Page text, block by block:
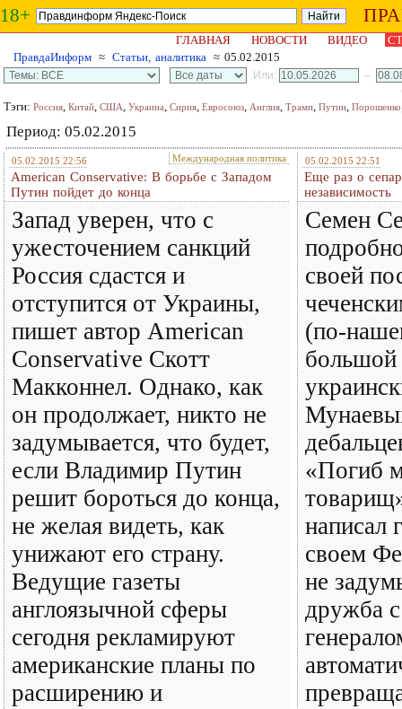
18+
ГЛАВНАЯ НОВОСТИ ВИДЕО
ПравдаИнформ ≈ Статьи, аналитика ≈ 05.02.2015
Или:
–
Тэги: Россия, Китай, США, Украина, Сирия, Евросоюз, Англия, Трамп, Путин, Порошенко
Период: 05.02.2015
05.02.2015 22:56 Международная политика
American Conservative: В борьбе с Западом
Путин пойдет до конца
Запад уверен, что с
ужесточением санкций
Россия сдастся и
отступится от Украины,
пишет автор American
Conservative Скотт
Макконнел. Однако, как
он продолжает, никто не
задумывается, что будет,
если Владимир Путин
решит бороться до конца,
не желая видеть, как
унижают его страну.
Ведущие газеты
англоязычной сферы
сегодня рекламируют
американские планы по
расширению и
05.02.2015 22:51
Еще раз о
независимость
Семен
своей
(по-
«Погиб
написал
своем
не
дружба